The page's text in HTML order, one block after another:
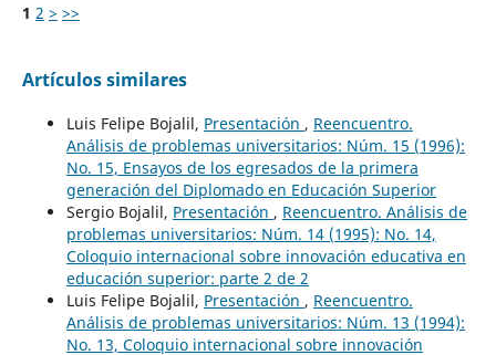
1 2 > >>
Artículos similares
Luis Felipe Bojalil, Presentación , Reencuentro.
Análisis de problemas universitarios: Núm. 15 (1996):
No. 15, Ensayos de los egresados de la primera
generación del Diplomado en Educación Superior
Sergio Bojalil, Presentación , Reencuentro. Análisis de
problemas universitarios: Núm. 14 (1995): No. 14,
Coloquio internacional sobre innovación educativa en
educación superior: parte 2 de 2
Luis Felipe Bojalil, Presentación , Reencuentro.
Análisis de problemas universitarios: Núm. 13 (1994):
No. 13, Coloquio internacional sobre innovación